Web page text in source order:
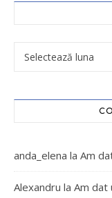
anda_elena la Am
Alexandru la Am dat